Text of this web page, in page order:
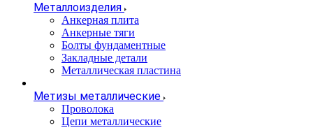
Металлоизделия
Анкерная плита
Анкерные тяги
Болты фундаментные
Закладные детали
Металлическая пластина
Метизы металлические
Проволока
Цепи металлические